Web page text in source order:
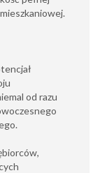
od razu